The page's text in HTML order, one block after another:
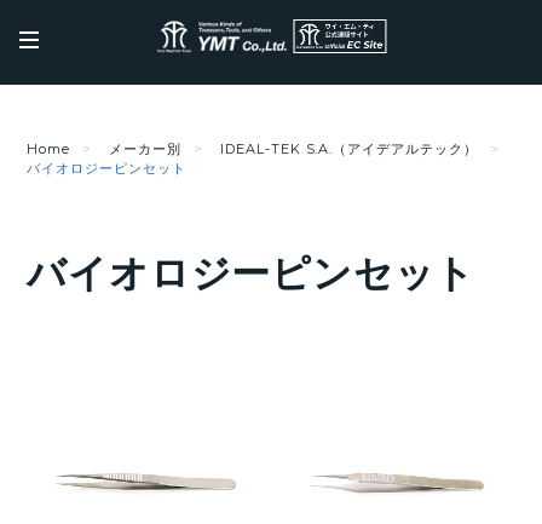
Home メーカー別
IDEAL-TEK S.A.（アイデアルテック）
バイオロジーピンセット
バイオロジーピンセット